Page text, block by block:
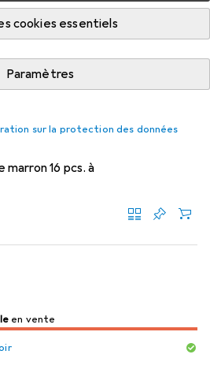
cookies essentiels
Paramètres
sur la protection des données
16 pcs. à
en vente